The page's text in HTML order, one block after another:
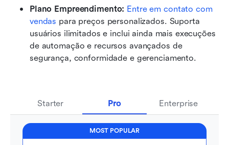
Plano Empreendimento: Entre em contato com
vendas para preços personalizados. Suporta
usuários ilimitados e inclui ainda mais execuções
de automação e recursos avançados de
segurança, conformidade e gerenciamento.
Starter Pro Enterprise
MOST POPULAR